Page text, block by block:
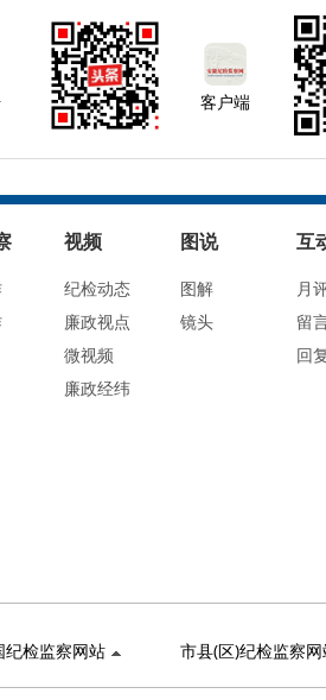
客户端
视频
纪检动态
廉政视点
微视频
廉政经纬
图说
图解
镜头
互
月
留
回
纪检监察网站 市县(区)纪检监察